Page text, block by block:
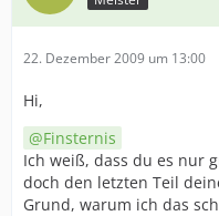
22. Dezember 2009 um 13:00
Hi,
Finsternis
Ich weiß, dass du es nur
doch den letzten Teil
Grund, warum ich das